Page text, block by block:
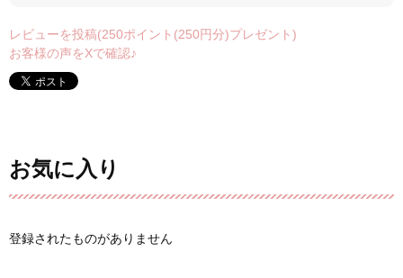
レビューを投稿(250ポイント(250円分)プレゼント)
お客様の声をXで確認♪
お気に入り
登録されたものがありません